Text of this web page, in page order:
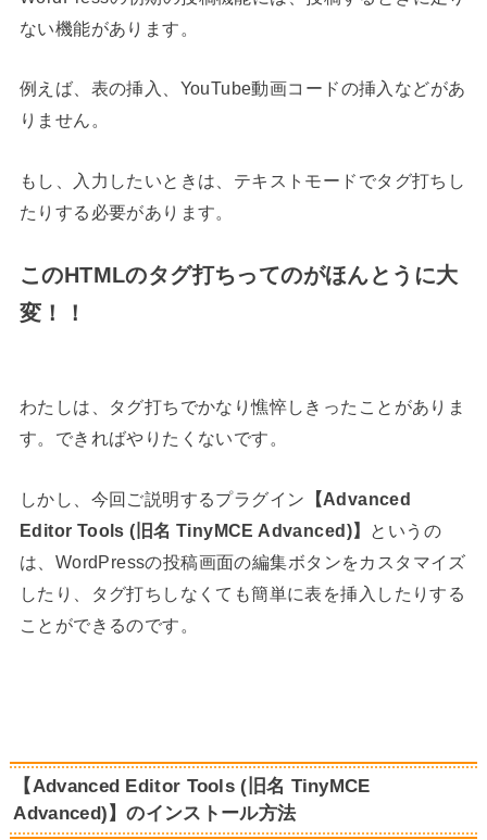
ない機能があります。
例えば、表の挿入、YouTube動画コードの挿入などがあ
りません。
もし、入力したいときは、テキストモードでタグ打ちし
たりする必要があります。
このHTMLのタグ打ちってのがほんとうに大
変！！
わたしは、タグ打ちでかなり憔悴しきったことがありま
す。できればやりたくないです。
しかし、今回ご説明するプラグイン 【Advanced
Editor Tools (旧名 TinyMCE Advanced)】 というの
は、WordPressの投稿画面の編集ボタンをカスタマイズ
したり、タグ打ちしなくても簡単に表を挿入したりする
ことができるのです。
【Advanced Editor Tools (旧名 TinyMCE
Advanced)】のインストール方法